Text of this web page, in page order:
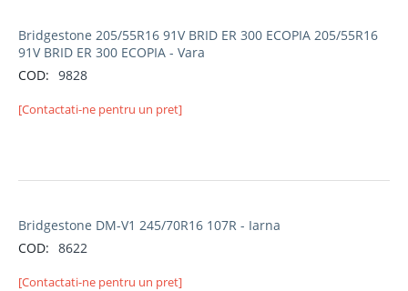
Bridgestone 205/55R16 91V BRID ER 300 ECOPIA 205/55R16
91V BRID ER 300 ECOPIA - Vara
COD: 9828
[Contactati-ne pentru un pret]
Bridgestone DM-V1 245/70R16 107R - Iarna
COD: 8622
[Contactati-ne pentru un pret]